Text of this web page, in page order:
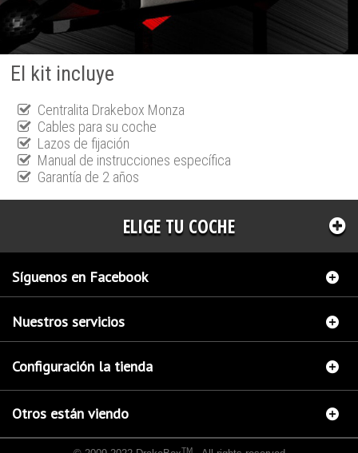
El kit incluye
Centralita Drakebox Monza
Cables para su coche
Lazos de fijación
Manual de instrucciones específica
Garantía de 2 años
ELIGE TU COCHE
Síguenos en Facebook
Nuestros servicios
Configuración la tienda
Otros están viendo
TM